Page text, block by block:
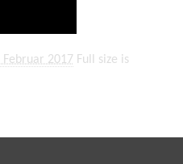
Februar 2017 Full size is